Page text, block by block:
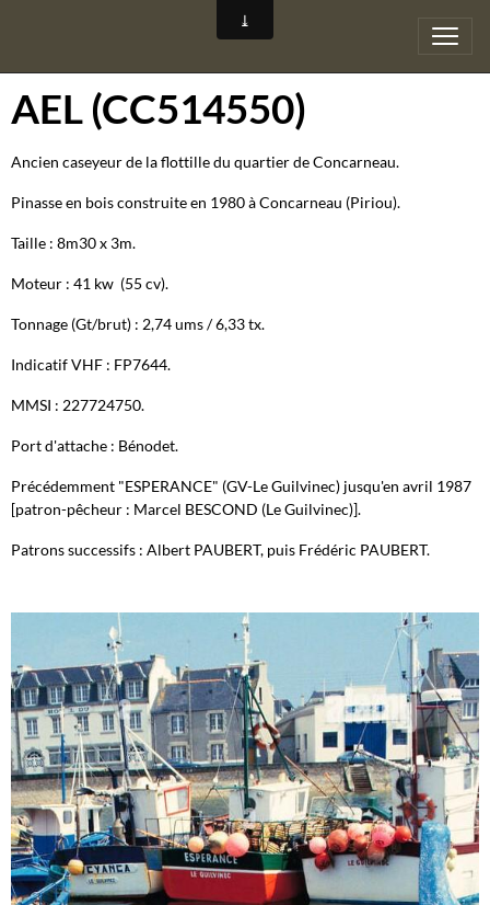
AEL (CC514550)
Ancien caseyeur de la flottille du quartier de Concarneau.
Pinasse en bois construite en 1980 à Concarneau (Piriou).
Taille : 8m30 x 3m.
Moteur : 41 kw (55 cv).
Tonnage (Gt/brut) : 2,74 ums / 6,33 tx.
Indicatif VHF : FP7644.
MMSI : 227724750.
Port d'attache : Bénodet.
Précédemment "ESPERANCE" (GV-Le Guilvinec) jusqu'en avril 1987
[patron-pêcheur : Marcel BESCOND (Le Guilvinec)].
Patrons successifs : Albert PAUBERT, puis Frédéric PAUBERT.